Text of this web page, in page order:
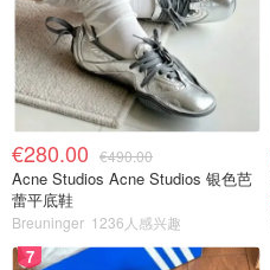
€280.00 €490.00
Acne Studios Acne Studios 银色芭
蕾平底鞋
Breuninger 1236人感兴趣
7